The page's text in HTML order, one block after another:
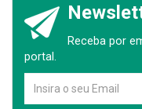
Receba por
portal.